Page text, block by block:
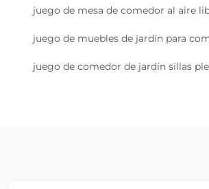
juego de mesa de comedor al aire
juego de muebles de jardín para
juego de comedor de jardín sillas